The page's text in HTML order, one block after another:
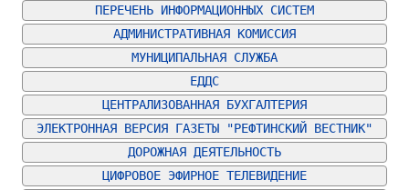
ПЕРЕЧЕНЬ ИНФОРМАЦИОННЫХ СИСТЕМ
АДМИНИСТРАТИВНАЯ КОМИССИЯ
МУНИЦИПАЛЬНАЯ СЛУЖБА
ЕДДС
ЦЕНТРАЛИЗОВАННАЯ БУХГАЛТЕРИЯ
ЭЛЕКТРОННАЯ ВЕРСИЯ ГАЗЕТЫ "РЕФТИНСКИЙ ВЕСТНИК"
ДОРОЖНАЯ ДЕЯТЕЛЬНОСТЬ
ЦИФРОВОЕ ЭФИРНОЕ ТЕЛЕВИДЕНИЕ